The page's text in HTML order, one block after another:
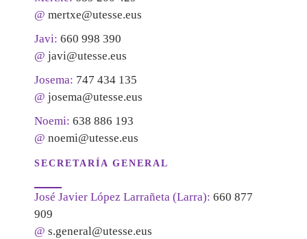
@ mertxe@utesse.eus
Javi: 660 998 390
@ javi@utesse.eus
Josema: 747 434 135
@ josema@utesse.eus
Noemi: 638 886 193
@ noemi@utesse.eus
SECRETARÍA GENERAL
José Javier López Larrañeta (Larra): 660 877
909
@ s.general@utesse.eus